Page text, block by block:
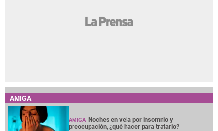
AMIGA
AMIGA Noches en vela por insomnio y
preocupación, ¿qué hacer para tratarlo?